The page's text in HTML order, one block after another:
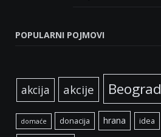
POPULARNI POJMOVI
akcija akcije Beograd
domaće donacija hrana idea